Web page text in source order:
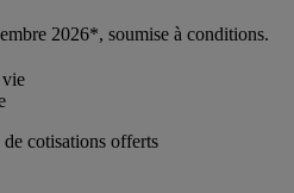
2026*, soumise à conditions.
cotisations offerts